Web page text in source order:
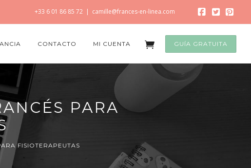
+33 6 01 86 85 72 | camille@frances-en-linea.com
CONTACTO MI CUENTA GUÍA GRATUITA
PARA
FISIOTERAPEUTAS